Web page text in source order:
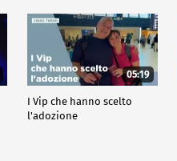
05:19
I Vip che hanno scelto
l'adozione